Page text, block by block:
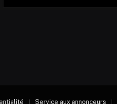
Service aux annonceurs